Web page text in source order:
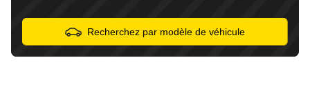
Recherchez par modèle de véhicule